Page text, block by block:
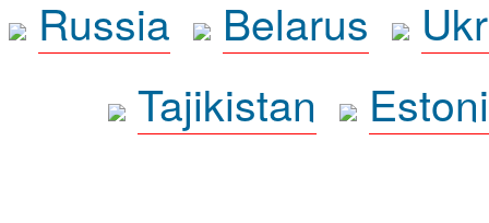
Russia
Belarus
Tajikistan